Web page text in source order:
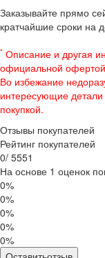
Заказывайте прямо
кратчайшие сроки на
* Описание и другая
официальной
Во избежание
интересующие
покупкой.
Отзывы покупателей
Рейтинг покупателей
0/ 5551
На основе 1 оценок
0%
0%
0%
0%
0%